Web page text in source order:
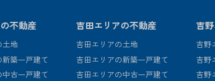
不動産
土地
築一戸建て
古一戸建て
吉田エリアの不動産
吉田エリアの土地
吉田エリアの新築一戸建て
吉田エリアの中古一戸建て
吉
吉野
吉野
吉野